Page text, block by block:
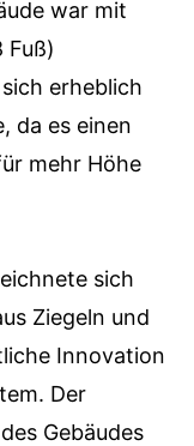
war mit
Fuß)
erheblich
da es einen
mehr Höhe
sich
Ziegeln und
Innovation
Der
Gebäudes